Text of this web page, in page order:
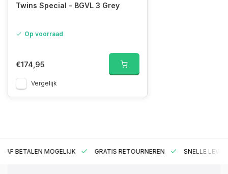
Twins Special - BGVL 3 Grey
Op voorraad
€174,95
Vergelijk
BETALEN MOGELIJK GRATIS RETOURNEREN SNELLE